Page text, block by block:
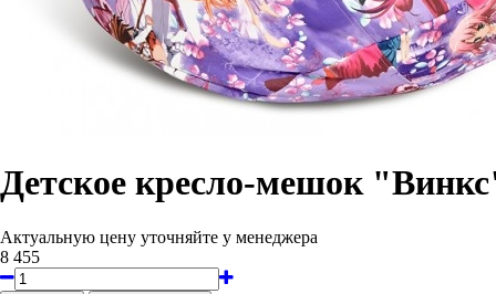
Детское кресло-мешок
Актуальную цену уточняйте у менеджера
8 455